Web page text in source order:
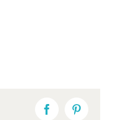
FacebookPinterest